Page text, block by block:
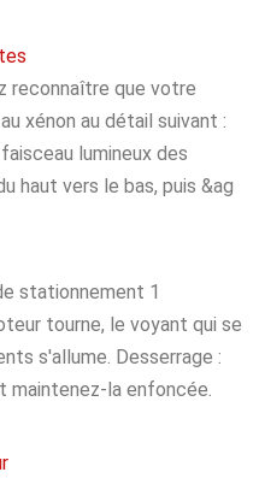
reconnaître que votre
xénon au détail suivant :
lumineux des
haut vers le bas, puis &ag
stationnement 1
tourne, le voyant qui se
s'allume. Desserrage :
maintenez-la enfoncée.